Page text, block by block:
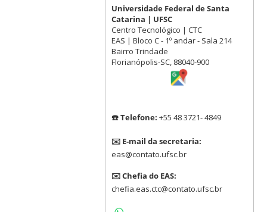
Universidade Federal de Santa
Catarina | UFSC
Centro Tecnológico | CTC
EAS | Bloco C - 1º andar - Sala 214
Bairro Trindade
Florianópolis-SC, 88040-900
☎️ Telefone: +55 48 3721- 4849
✉️ E-mail da secretaria:
eas@contato.ufsc.br
✉️ Chefia do EAS:
chefia.eas.ctc@contato.ufsc.br